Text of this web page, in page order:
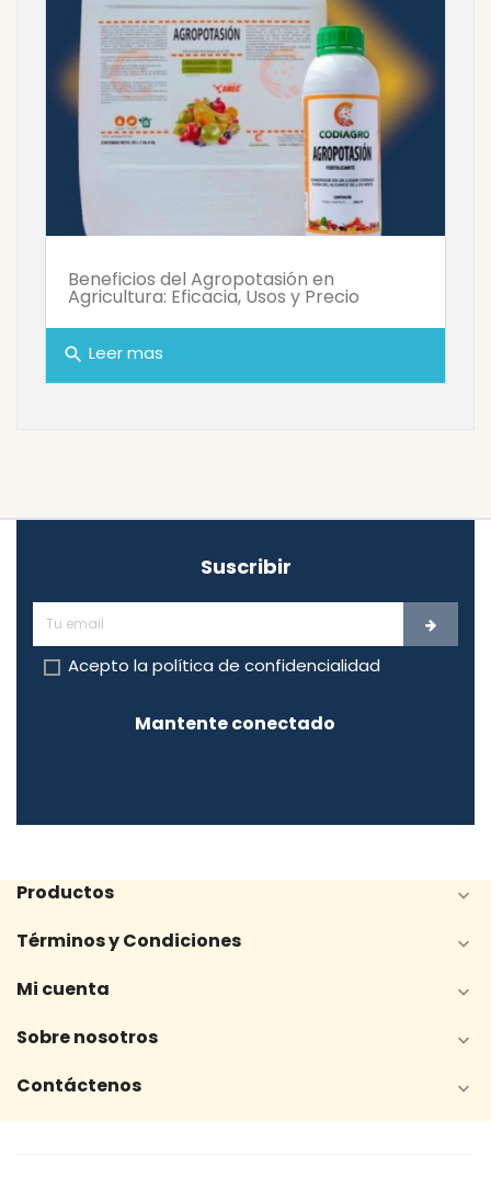
Beneficios del Agropotasión en
Agricultura: Eficacia, Usos y Precio
search Leer mas
Suscribir
Acepto la política de confidencialidad
Mantente conectado
Productos 
Términos y Condiciones 
Mi cuenta 
Sobre nosotros 
Contáctenos 